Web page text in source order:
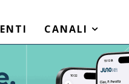
CANALI